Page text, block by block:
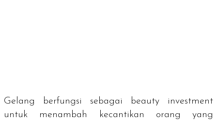
Gelang berfungsi sebagai beauty investment
untuk menambah kecantikan orang yang